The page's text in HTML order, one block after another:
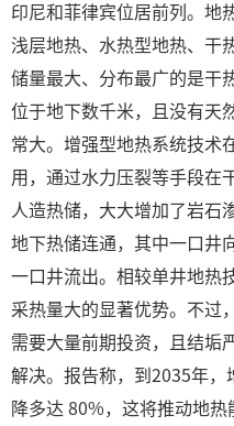
印尼和菲律宾位居前列。地
浅层地热、水热型地热、干
储量最大、分布最广的是干
位于地下数千米，且没有天
常大。增强型地热系统技术
用，通过水力压裂等手段在
人造热储，大大增加了岩石
地下热储连通，其中一口井
一口井流出。相较单井地热
采热量大的显著优势。不过
需要大量前期投资，且结垢
解决。报告称，到2035年
降多达 80%，这将推动地